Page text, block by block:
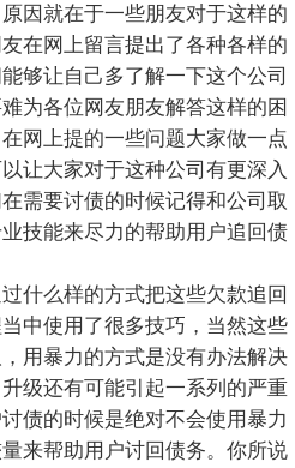
因就在于一些朋友对于这样的
在网上留言提出了各种各样的
够让自己多了解一下这个公司
为各位网友朋友解答这样的困
网上提的一些问题大家做一点
让大家对于这种公司有更深入
需要讨债的时候记得和公司取
技能来尽力的帮助用户追回债
什么样的方式把这些欠款追回
中使用了很多技巧，当然这些
用暴力的方式是没有办法解决
级还有可能引起一系列的严重
债的时候是绝对不会使用暴力
来帮助用户讨回债务。你所说